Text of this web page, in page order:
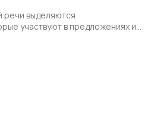
речи выделяются
участвуют в предложениях и